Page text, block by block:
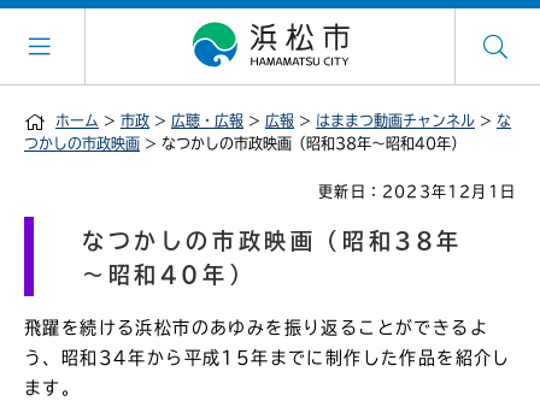
ホーム > 市政 > 広聴・広報 > 広報 > はままつ動画チャンネル > な
つかしの市政映画 > なつかしの市政映画（昭和38年～昭和40年）
更新日：2023年12月1日
なつかしの市政映画（昭和38年
～昭和40年）
飛躍を続ける浜松市のあゆみを振り返ることができるよ
う、昭和34年から平成15年までに制作した作品を紹介し
ます。